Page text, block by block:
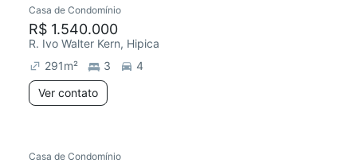
Casa de Condomínio
R$ 1.540.000
R. Ivo Walter Kern, Hipica
291m² 3
4
Ver contato
Casa de Condomínio